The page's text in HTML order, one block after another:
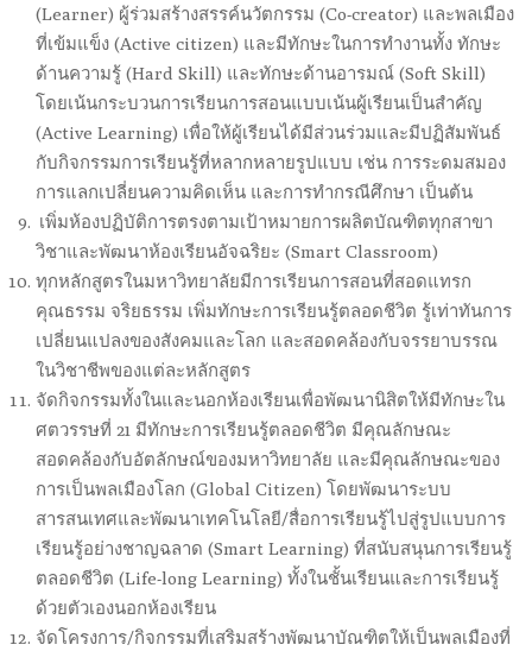
(Learner) ผู้ร่วมสร้างสรรค์นวัตกรรม (Co-creator) และพลเมือง
ที่เข้มแข็ง (Active citizen) และมีทักษะในการทำงานทั้ง ทักษะ
ด้านความรู้ (Hard Skill) และทักษะด้านอารมณ์ (Soft Skill)
โดยเน้นกระบวนการเรียนการสอนแบบเน้นผู้เรียนเป็นสำคัญ
(Active Learning) เพื่อให้ผู้เรียนได้มีส่วนร่วมและมีปฏิสัมพันธ์
กับกิจกรรมการเรียนรู้ที่หลากหลายรูปแบบ เช่น การระดมสมอง
การแลกเปลี่ยนความคิดเห็น และการทำกรณีศึกษา เป็นต้น
เพิ่มห้องปฏิบัติการตรงตามเป้าหมายการผลิตบัณฑิตทุกสาขา
วิชาและพัฒนาห้องเรียนอัจฉริยะ (Smart Classroom)
ทุกหลักสูตรในมหาวิทยาลัยมีการเรียนการสอนที่สอดแทรก
คุณธรรม จริยธรรม เพิ่มทักษะการเรียนรู้ตลอดชีวิต รู้เท่าทันการ
เปลี่ยนแปลงของสังคมและโลก และสอดคล้องกับจรรยาบรรณ
ในวิชาชีพของแต่ละหลักสูตร
จัดกิจกรรมทั้งในและนอกห้องเรียนเพื่อพัฒนานิสิตให้มีทักษะใน
ศตวรรษที่ 21 มีทักษะการเรียนรู้ตลอดชีวิต มีคุณลักษณะ
สอดคล้องกับอัตลักษณ์ของมหาวิทยาลัย และมีคุณลักษณะของ
การเป็นพลเมืองโลก (Global Citizen) โดยพัฒนาระบบ
สารสนเทศและพัฒนาเทคโนโลยี/สื่อการเรียนรู้ไปสู่รูปแบบการ
เรียนรู้อย่างชาญฉลาด (Smart Learning) ที่สนับสนุนการเรียนรู้
ตลอดชีวิต (Life-long Learning) ทั้งในชั้นเรียนและการเรียนรู้
ด้วยตัวเองนอกห้องเรียน
จัดโครงการ/กิจกรรมที่เสริมสร้างพัฒนาบัณฑิตให้เป็นพลเมืองที่